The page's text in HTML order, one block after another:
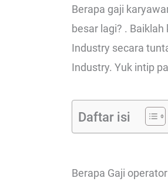
Berapa gaji
besar lagi? .
Industry secara
Industry. Yuk intip
Daftar isi
Berapa Gaji